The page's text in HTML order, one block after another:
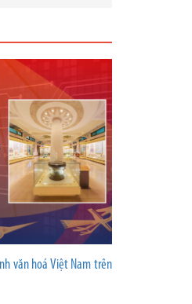
văn hoá Việt Nam trên